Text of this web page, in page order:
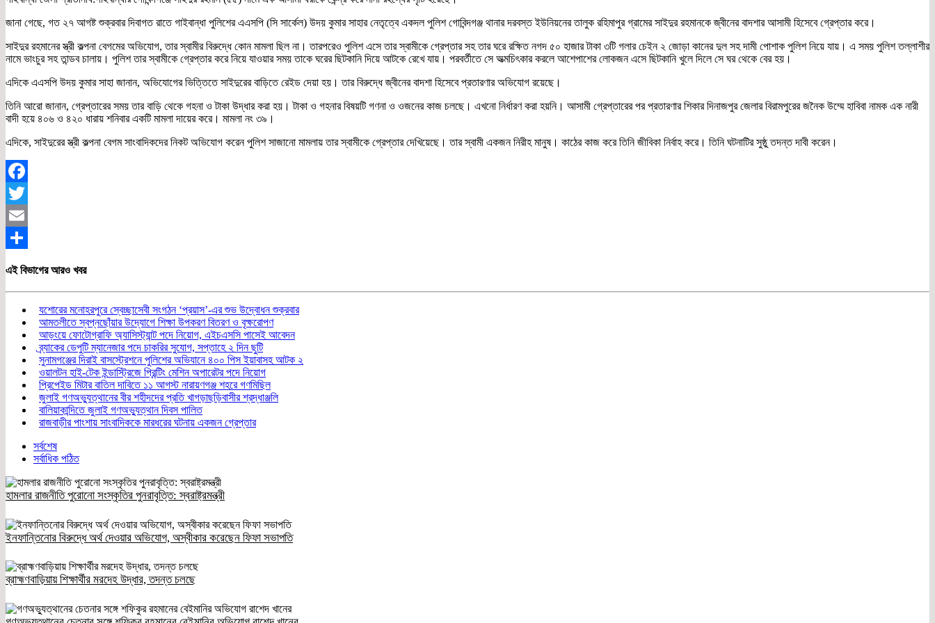
জানা গেছে, গত ২৭ আগষ্ট শুক্রবার দিবাগত রাতে গাইবান্ধা পুলিশের এএসপি (সি সার্কেল) উদয় কুমার সাহার নেতৃত্বে একদল পুলিশ গোবিন্দগঞ্জ থানার দরবস্ত ইউনিয়নের তালুক রহিমাপুর গ্রামের সাইদুর রহমানকে জ্বীনের বাদশার আসামী হিসেবে গ্রেপ্তার করে।
সাইদুর রহমানের স্ত্রী কল্পনা বেগমের অভিযোগ, তার স্বামীর বিরুদ্ধে কোন মামলা ছিল না। তারপরেও পুলিশ এসে তার স্বামীকে গ্রেপ্তার সহ তার ঘরে রক্ষিত নগদ ৫০ হাজার টাকা ৩টি গলার চেইন ২ জোড়া কানের দুল সহ দামী পোশাক পুলিশ নিয়ে যায়। এ সময় পুলিশ তল্লাশীর
নামে ভাংচুর সহ তান্ডব চালায়। পুলিশ তার স্বামীকে গ্রেপ্তার করে নিয়ে যাওয়ার সময় তাকে ঘরের ছিটকানি দিয়ে আটকে রেখে যায়। পরবর্তীতে সে অত্মচিৎকার করলে আশেপাশের লোকজন এসে ছিটকানি খুলে দিলে সে ঘর থেকে বের হয়।
এদিকে এএসপি উদয় কুমার সাহা জানান, অভিযোগের ভিত্তিতে সাইদুরের বাড়িতে রেইড দেয়া হয়। তার বিরুদ্ধে জ্বীনের বাদশা হিসেবে প্রতারণার অভিযোগ রয়েছে।
তিনি আরো জানান, গ্রেপ্তারের সময় তার বাড়ি থেকে গহনা ও টাকা উদ্ধার করা হয়। টাকা ও গহনার বিষয়টি গণনা ও ওজনের কাজ চলছে। এখনো নির্ধারণ করা হয়নি। আসামী গ্রেপ্তারের পর প্রতারণার শিকার দিনাজপুর জেলার বিরামপুরের জনৈক উম্মে হাবিবা নামক এক নারী
বাদী হয়ে ৪০৬ ও ৪২০ ধারায় শনিবার একটি মামলা দায়ের করে। মামলা নং ৩৯।
এদিকে, সাইদুরের স্ত্রী কল্পনা বেগম সাংবাদিকদের নিকট অভিযোগ করেন পুলিশ সাজানো মামলায় তার স্বামীকে গ্রেপ্তার দেখিয়েছে। তার স্বামী একজন নিরীহ মানুষ। কাঠের কাজ করে তিনি জীবিকা নির্বাহ করে। তিনি ঘটনাটির সুষ্ঠু তদন্ত দাবী করেন।
Facebook
Twitter
Email
এই বিভাগের আরও খবর
যশোরের মনোহরপুরে স্বেচ্ছাসেবী সংগঠন ‘প্রয়াস’-এর শুভ উদ্বোধন শুক্রবার
আমতলীতে স্বপ্নছোঁয়ার উদ্যোগে শিক্ষা উপকরণ বিতরণ ও বৃক্ষরোপণ
আড়ংয়ে ফোটোগ্রাফি অ্যাসিস্ট্যান্ট পদে নিয়োগ, এইচএসসি পাসেই আবেদন
ব্র্যাকের ডেপুটি ম্যানেজার পদে চাকরির সুযোগ, সপ্তাহে ২ দিন ছুটি
সুনামগঞ্জের দিরাই বাসস্ট্রেশনে পুলিশের অভিযানে ৪০০ পিস ইয়াবাসহ আটক ২
ওয়ালটন হাই-টেক ইন্ডাস্ট্রিজে প্রিন্টিং মেশিন অপারেটর পদে নিয়োগ
প্রিপেইড মিটার বাতিল দাবিতে ১১ আগস্ট নারায়ণগঞ্জ শহরে গণমিছিল
জুলাই গণঅভ্যুত্থানের বীর শহীদদের প্রতি খাগড়াছড়িবাসীর শ্রদ্ধাঞ্জলি
বালিয়াকান্দিতে জুলাই গণঅভ্যুত্থান দিবস পালিত
রাজবাড়ীর পাংশায় সাংবাদিককে মারধরের ঘটনায় একজন গ্রেপ্তার
সর্বশেষ
সর্বাধিক পঠিত
হামলার রাজনীতি পুরোনো সংস্কৃতির পুনরাবৃত্তি: স্বরাষ্ট্রমন্ত্রী
ইনফান্তিনোর বিরুদ্ধে অর্থ দেওয়ার অভিযোগ, অস্বীকার করেছেন ফিফা সভাপতি
ব্রাহ্মণবাড়িয়ায় শিক্ষার্থীর মরদেহ উদ্ধার, তদন্ত চলছে